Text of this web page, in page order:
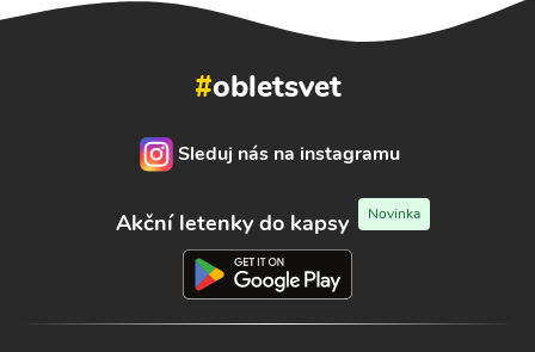
#obletsvet
Sleduj nás na instagramu
Akční letenky do kapsy Novinka